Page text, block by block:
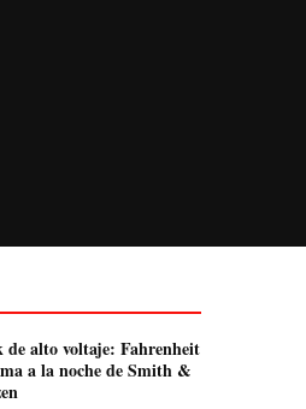
de alto voltaje: Fahrenheit
a la noche de Smith &